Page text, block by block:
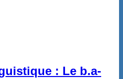
: Le b.a-